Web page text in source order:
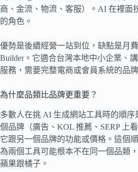
商、金流、物流、客服）。AI 在裡面
的角色。
優勢是後續經營一站到位，缺點是月
Builder。它適合台灣本地中小企業、
服務，需要完整電商或會員系統的品牌
為什麼品類比品牌更重要？
多數人在挑 AI 生成網站工具時的順序
個品牌（廣告、KOL 推薦、SERP 上
它跟另一個品牌的功能或價格。這個
為兩個工具可能根本不在同一個品類
蘋果跟橘子。